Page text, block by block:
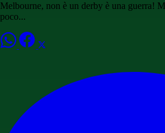
Melbourne, non è un derby è una guerra!
poco...